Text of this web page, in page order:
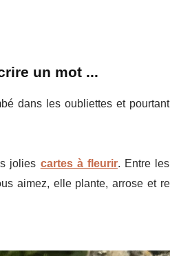
un mot ...
dans les oubliettes et
jolies cartes à fleurir. Entre
aimez, elle plante, arrose et